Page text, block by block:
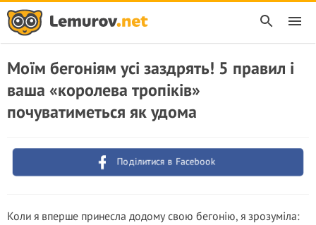
Моїм бегоніям усі заздрять! 5 правил і
ваша «королева тропіків»
почуватиметься як удома
Поділитися в Facebook
Коли я вперше принесла додому свою бегонію, я зрозуміла: